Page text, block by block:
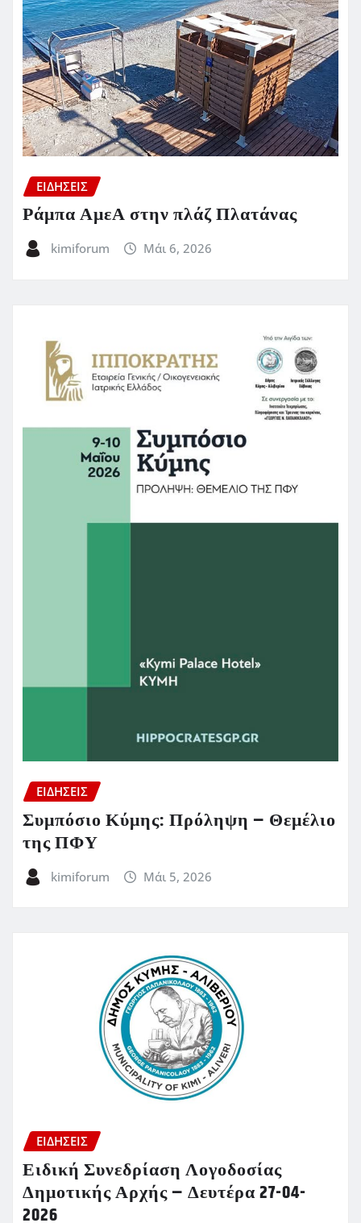
ΕΙΔΗΣΕΙΣ
Ράμπα ΑμεΑ στην πλάζ Πλατάνας
kimiforum Μάι 6, 2026
ΕΙΔΗΣΕΙΣ
Συμπόσιο Κύμης: Πρόληψη – Θεμέλιο
της ΠΦΥ
kimiforum Μάι 5, 2026
ΕΙΔΗΣΕΙΣ
Ειδική Συνεδρίαση Λογοδοσίας
Δημοτικής Αρχής – Δευτέρα 27-04-
2026